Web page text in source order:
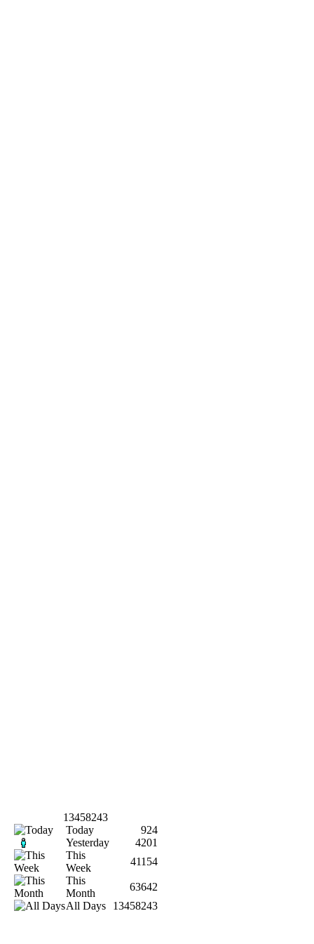
13458243
Today
924
Yesterday
4201
This
Week
41154
This
Month
63642
All Days
13458243